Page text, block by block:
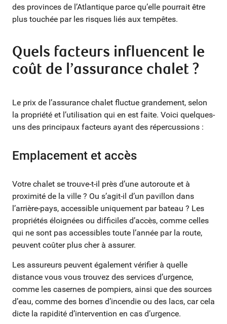
des provinces de l’Atlantique parce qu’elle pourrait être
plus touchée par les risques liés aux tempêtes.
Quels facteurs influencent le
coût de l’assurance chalet ?
Le prix de l’assurance chalet fluctue grandement, selon
la propriété et l’utilisation qui en est faite. Voici quelques-
uns des principaux facteurs ayant des répercussions :
Emplacement et accès
Votre chalet se trouve-t-il près d’une autoroute et à
proximité de la ville ? Ou s’agit-il d’un pavillon dans
l’arrière-pays, accessible uniquement par bateau ? Les
propriétés éloignées ou difficiles d’accès, comme celles
qui ne sont pas accessibles toute l’année par la route,
peuvent coûter plus cher à assurer.
Les assureurs peuvent également vérifier à quelle
distance vous vous trouvez des services d’urgence,
comme les casernes de pompiers, ainsi que des sources
d’eau, comme des bornes d’incendie ou des lacs, car cela
dicte la rapidité d’intervention en cas d’urgence.